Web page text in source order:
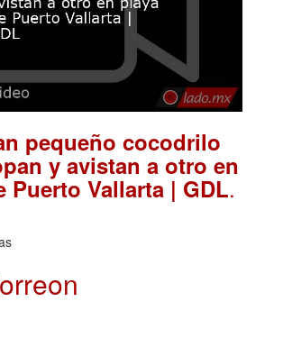
pequeño cocodrilo
y avistan a otro en
Puerto Vallarta | GDL.